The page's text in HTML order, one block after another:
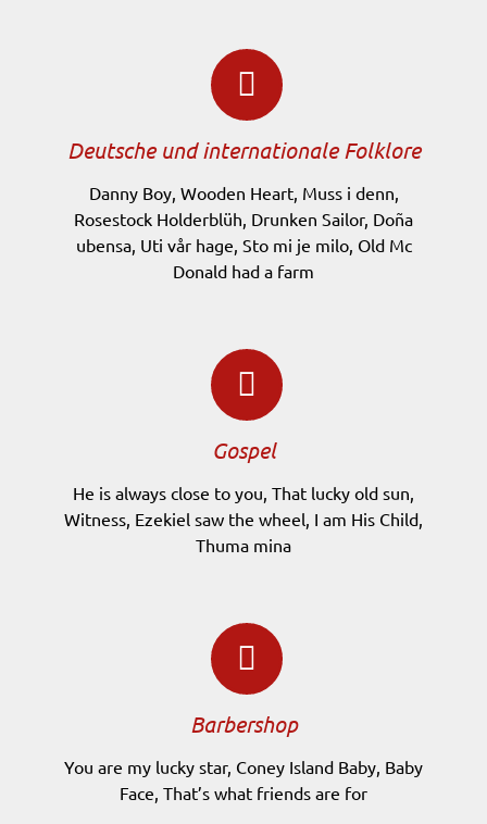
Deutsche und internationale Folklore
Danny Boy, Wooden Heart, Muss i denn,
Rosestock Holderblüh, Drunken Sailor, Doña
ubensa, Uti vår hage, Sto mi je milo, Old Mc
Donald had a farm
Gospel
He is always close to you, That lucky old sun,
Witness, Ezekiel saw the wheel, I am His Child,
Thuma mina
Barbershop
You are my lucky star, Coney Island Baby, Baby
Face, That’s what friends are for